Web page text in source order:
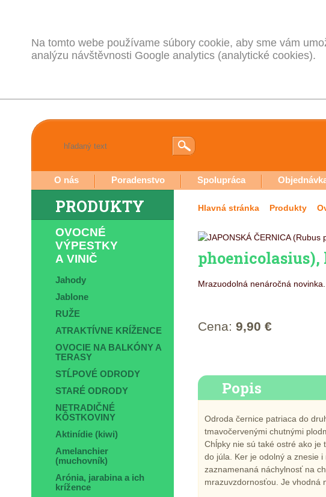
Na tomto webe používame súbory cookie, aby sme vám
analýzu návštěvnosti Google analytics (analytické cookies).
O nás Poradenstvo Spolupráca
PRODUKTY
OVOCNÉ
VÝPESTKY
A VINIČ
Jahody
Jablone
RUŽE
ATRAKTÍVNE KRÍŽENCE
OVOCIE NA BALKÓNY A
TERASY
STĹPOVÉ ODRODY
STARÉ ODRODY
NETRADIČNÉ
KÔSTKOVINY
Aktinídie (kiwi)
Amelanchier
(muchovník)
Arónia, jarabina a ich
krížence
Hlavná stránka Produkty
phoenicolasius),
Mrazuodolná nenáročná novinka.
Cena: 9,90 €
Popis
Odroda černice patriaca do
tmavočervenými chutnými
Chĺpky nie sú také ostré ako je
do júla. Ker je odolný a znesie
zaznamenaná náchylnosť na
mrazuvzdornosťou. Je vhodná